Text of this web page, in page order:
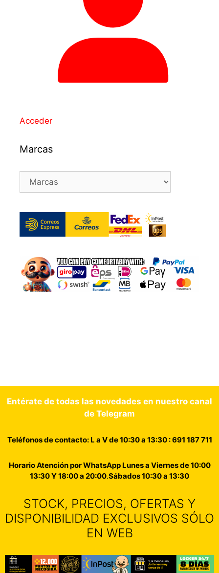
Acceder
Marcas
Entérate de todas las novedades en nuestro canal
de Telegram
Teléfonos de contacto: L a V de 10:30 a 13:30 : 691 187 711
Horario Atención por WhatsApp Lunes a Viernes de 10:00
13:30 Y 18:00 a 20:00.Sábados 10:30 a 13:30
STOCK, PRECIOS, OFERTAS Y
DISPONIBILIDAD EXCLUSIVOS SÓLO
EN WEB